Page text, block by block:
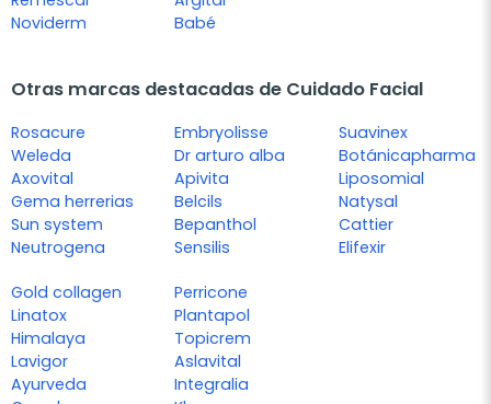
Noviderm
Babé
Otras marcas destacadas de Cuidado Facial
Rosacure
Weleda
Axovital
Gema herrerias
Sun system
Neutrogena
Embryolisse
Dr arturo alba
Apivita
Belcils
Bepanthol
Sensilis
Suavinex
Botánicapharma
Liposomial
Natysal
Cattier
Elifexir
Gold collagen
Linatox
Himalaya
Lavigor
Ayurveda
Perricone
Plantapol
Topicrem
Aslavital
Integralia